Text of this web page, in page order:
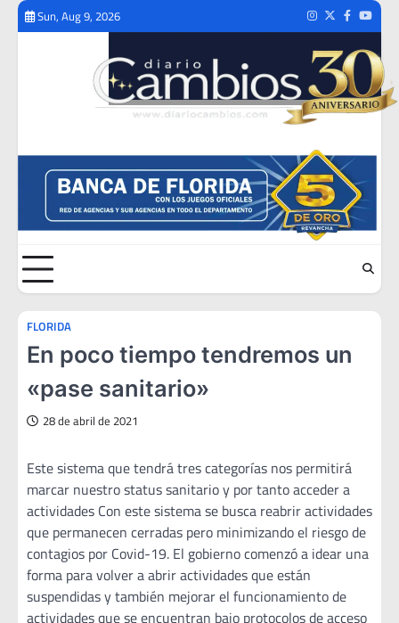
Skip
Sun, Aug 9, 2026 Instagram
TwitterFacebook
FLORIDA
En poco tiempo tendremos un
«pase sanitario»
28 de abril de 2021
Este sistema que tendrá tres categorías nos permitirá
marcar nuestro status sanitario y por tanto acceder a
actividades Con este sistema se busca reabrir actividades
que permanecen cerradas pero minimizando el riesgo de
contagios por Covid-19. El gobierno comenzó a idear una
forma para volver a abrir actividades que están
suspendidas y también mejorar el funcionamiento de
actividades que se encuentran bajo protocolos de acceso